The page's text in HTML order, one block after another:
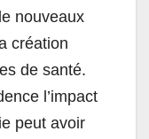
nouveaux
création
de santé.
l’impact
peut avoir